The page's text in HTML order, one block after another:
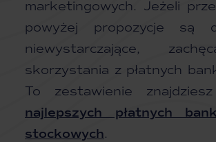
marketingowych. Jeżeli
powyżej propozycje są
niewystarczające,
skorzystania z płatnych
To zestawienie
najlepszych płatnych
stockowych.